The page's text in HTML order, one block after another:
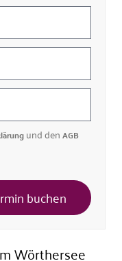
und denAGB
buchen
Wörthersee